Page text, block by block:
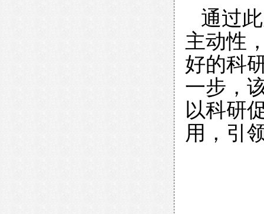
通过
主动性
好的科
一步，
以科研
用，引